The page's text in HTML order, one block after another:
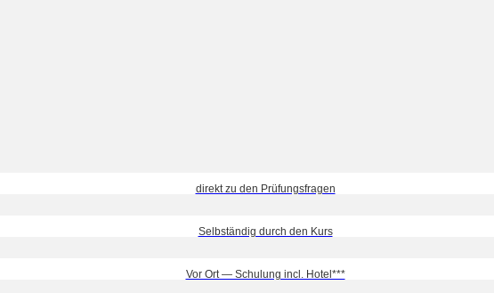
direkt zu den Prüfungsfragen
Selbständig durch den Kurs
Vor Ort — Schulung incl. Hotel***